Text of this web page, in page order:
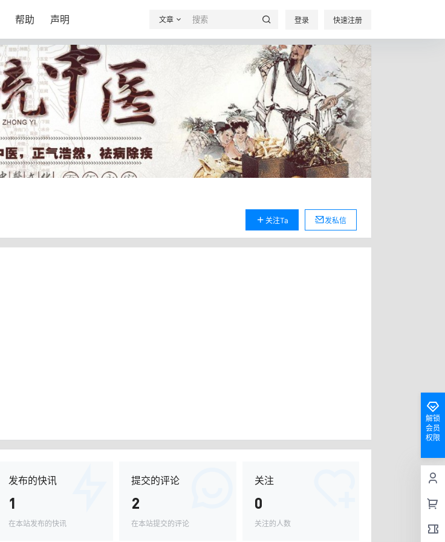
帮助 声明 文章 登录 快速注册
关注Ta 发私信
发布的快讯
1
在本站发布的快讯
提交的评论
2
在本站提交的评论
关注
0
关注的人数
解锁
会员
权限